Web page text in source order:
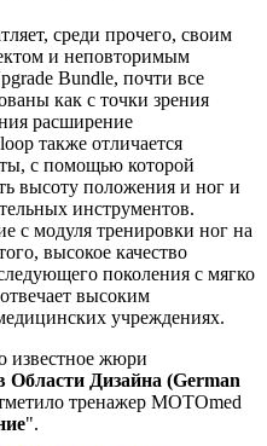
среди прочего, своим
и неповторимым
Bundle, почти все
как с точки зрения
расширение
также отличается
с помощью которой
высоту положения и ног и
инструментов.
с модуля тренировки ног на
высокое качество
поколения с мягко
высоким
учреждениях.
известное жюри
Дизайна (German
тренажер MOTOmed
".